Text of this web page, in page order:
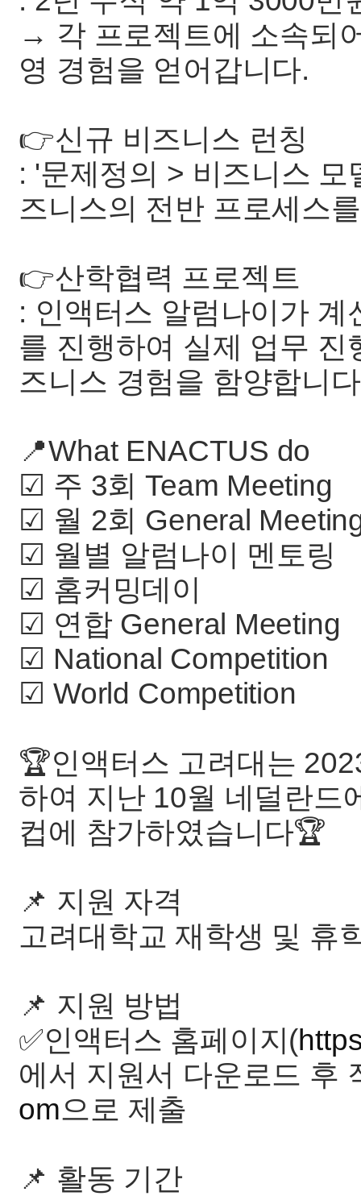
→ 각 프로젝트에 소속되
영 경험을 얻어갑니다.
👉신규 비즈니스 런칭
: '문제정의 > 비즈니스
즈니스의 전반 프로세스
👉산학협력 프로젝트
: 인액터스 알럼나이가
를 진행하여 실제 업무
즈니스 경험을 함양합니
📍What ENACTUS do
☑ 주 3회 Team Meeting
☑ 월 2회 General
☑ 월별 알럼나이 멘토링
☑ 홈커밍데이
☑ 연합 General Meeting
☑ National Competition
☑ World Competition
🏆인액터스 고려대는
하여 지난 10월 네덜란드
컵에 참가하였습니다🏆
📌 지원 자격
고려대학교 재학생 및 휴
📌 지원 방법
✅인액터스 홈페이지(
에서 지원서 다운로드 후
om으로 제출
📌 활동 기간